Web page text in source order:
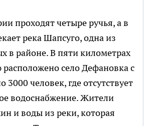
проходят четыре ручья, а в
река Шапсуго, одна из
в районе. В пяти километрах
село Дефановка с
3000 человек, где отсутствует
водоснабжение. Жители
и воды из реки, которая